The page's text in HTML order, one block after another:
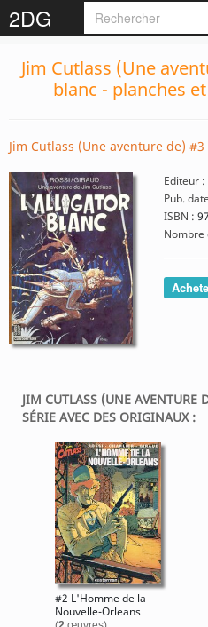
2DG
Jim Cutlass (Une
blanc - planches
Jim Cutlass (Une aventure de)
Editeur :
Pub.
ISBN :
Nombre
JIM CUTLASS (UNE AVENTURE
SÉRIE AVEC DES ORIGINAUX :
#2 L'Homme de la
Nouvelle-Orleans